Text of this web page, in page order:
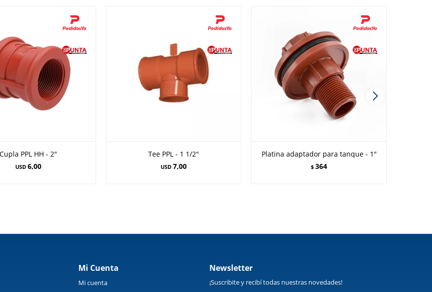
Cupla PPL HH - 2"
USD 6,00
Tee PPL - 1 1/2"
USD 7,00
Platina adaptador para tanque - 1"
$ 364
Mi Cuenta
Mi cuenta
Newsletter
¡Suscribite y recibí todas nuestras novedades!